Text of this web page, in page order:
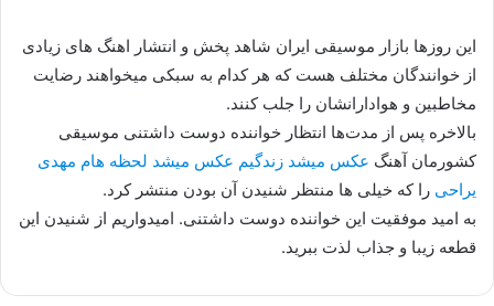
این روزها بازار موسیقی ایران شاهد پخش و انتشار اهنگ های زیادی
از خوانندگان مختلف هست که هر کدام به سبکی میخواهند رضایت
مخاطبین و هوادارانشان را جلب کنند.
بالاخره پس از مدت‌ها انتظار خواننده دوست داشتنی موسیقی
کشورمان آهنگ عكس میشد زندگيم عكس میشد لحظه هام مهدی
یراحی را که خیلی ها منتظر شنیدن آن بودن منتشر کرد.
به امید موفقیت این خواننده دوست داشتنی. امیدواریم از شنیدن این
قطعه زیبا و جذاب لذت ببرید.